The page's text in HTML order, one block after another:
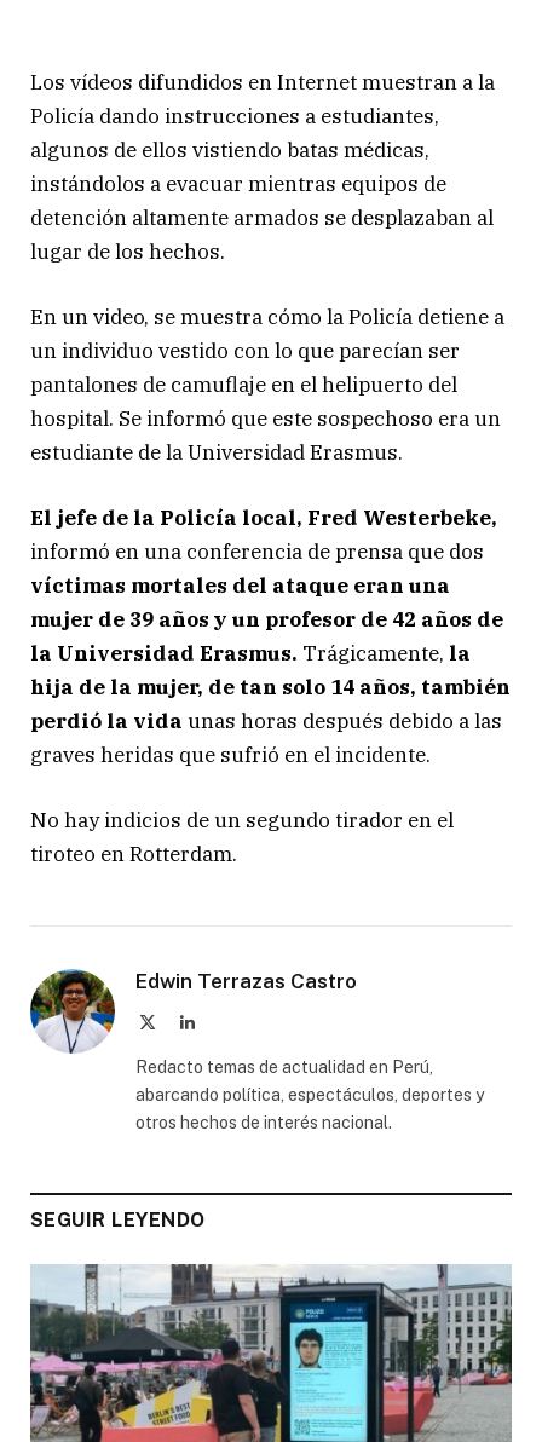
m
#
E
r
a
s
M
C
#
S
h
t
p
a
r
t
i
B
n
n
b
n
n
i
n
h
e
t
Los vídeos difundidos en Internet muestran a la
Policía dando instrucciones a estudiantes,
algunos de ellos vistiendo batas médicas,
instándolos a evacuar mientras equipos de
detención altamente armados se desplazaban al
lugar de los hechos.
En un video, se muestra cómo la Policía detiene a
un individuo vestido con lo que parecían ser
pantalones de camuflaje en el helipuerto del
hospital. Se informó que este sospechoso era un
estudiante de la Universidad Erasmus.
El jefe de la Policía local, Fred Westerbeke,
informó en una conferencia de prensa que dos
víctimas mortales del ataque eran una
mujer de 39 años y un profesor de 42 años de
la Universidad Erasmus. Trágicamente, la
hija de la mujer, de tan solo 14 años, también
perdió la vida unas horas después debido a las
graves heridas que sufrió en el incidente.
No hay indicios de un segundo tirador en el
tiroteo en Rotterdam.
Edwin Terrazas Castro
LinkedIn
Redacto temas de actualidad en Perú,
abarcando política, espectáculos, deportes y
otros hechos de interés nacional.
SEGUIR LEYENDO